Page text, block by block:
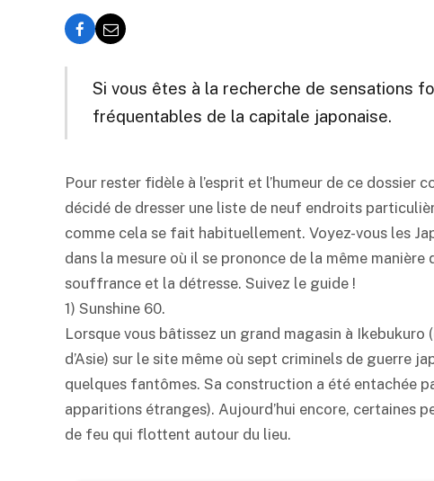
Si vous êtes à la recherche de sensations
fréquentables de la capitale japonaise.
Pour rester fidèle à l’esprit et l’humeur de ce dossier
décidé de dresser une liste de neuf endroits
comme cela se fait habituellement. Voyez-vous les
dans la mesure où il se prononce de la même
souffrance et la détresse. Suivez le guide !
1) Sunshine 60.
Lorsque vous bâtissez un grand magasin à
d’Asie) sur le site même où sept criminels de guerre
quelques fantômes. Sa construction a été entachée
apparitions étranges). Aujourd’hui encore, certaines
de feu qui flottent autour du lieu.